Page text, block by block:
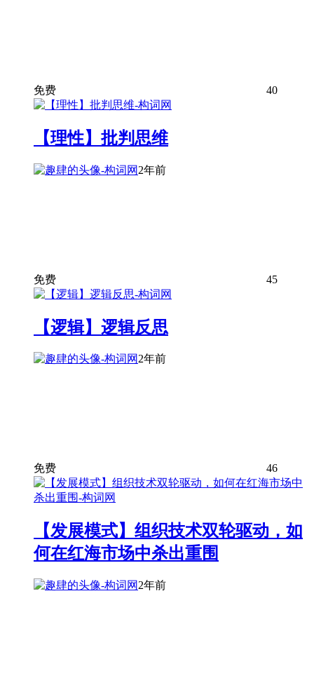
免费 40
【理性】批判思维
2年前
免费 45
【逻辑】逻辑反思
2年前
免费 46
【发展模式】组织技术双轮驱动，如
何在红海市场中杀出重围
2年前